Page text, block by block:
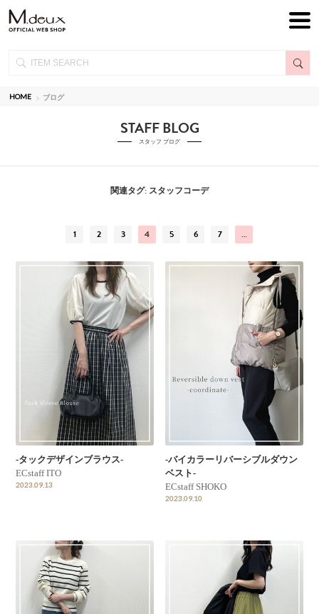
HOME ブログ
STAFF BLOG
スタッフ ブログ
関連タグ: スタッフコーデ
1 2 3 4 5 6 7 …
-タックデザインブラウス-
ECstaff ITO
2023.09.13
-バイカラーリバーシブルダウン
ベスト-
ECstaff SHOKO
2023.09.10